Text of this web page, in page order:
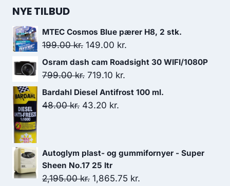
NYE TILBUD
MTEC Cosmos Blue pærer H8, 2 stk.
199.00kr. Den
oprindelige
pris
199.00 kr..
149.00 kr.
aktuelle
Osram dash cam Roadsight 30 WIFI/1080P
799.00kr. Den
oprindelige
pris
719.10 kr.
aktuelle
Bardahl Diesel Antifrost 100 ml.
48.00kr. Den
48.00 kr..
43.20 kr.
43.20 kr..
Autoglym plast- og gummifornyer - Super
Sheen No.17 25 ltr
2,195.00kr. Den
1,865.75 kr.